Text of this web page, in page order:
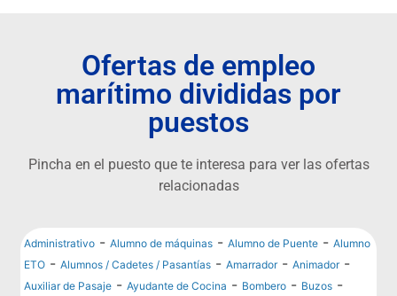
Ofertas de empleo
marítimo divididas por
puestos
Pincha en el puesto que te interesa para ver las ofertas
relacionadas
Administrativo -Alumno de máquinas -Alumno de Puente -Alumno
ETO -Alumnos / Cadetes / Pasantías -Amarrador-Animador-
Auxiliar de Pasaje -Ayudante de Cocina - Bombero - Buzos -